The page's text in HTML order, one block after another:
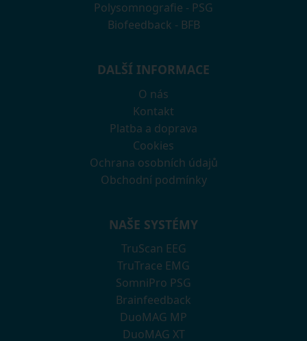
Polysomnografie - PSG
Biofeedback - BFB
DALŠÍ INFORMACE
O nás
Kontakt
Platba a doprava
Cookies
Ochrana osobních údajů
Obchodní podmínky
NAŠE SYSTÉMY
TruScan EEG
TruTrace EMG
SomniPro PSG
Brainfeedback
DuoMAG MP
DuoMAG XT